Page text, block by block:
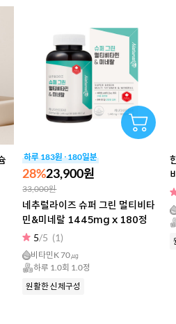
하루 183원 · 180일분
28%23,900원
33,000원
네추럴라이즈 슈퍼 그린 멀티비타
민&미네랄 1445mg x 180정
5/5 (1)
비타민K 70㎍
하루 1.0회 1.0정
원활한 신체구성